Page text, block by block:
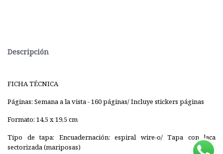
Descripción
FICHA TÉCNICA
Páginas: Semana a la vista - 160 páginas/ Incluye stickers páginas
Formato: 14,5 x 19,5 cm
Tipo de tapa: Encuadernación: espiral wire-o/ Tapa con laca
sectorizada (mariposas)